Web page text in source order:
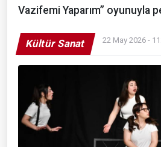
Vazifemi Yaparım” oyunuyla
Kültür Sanat 22 May 2026 -